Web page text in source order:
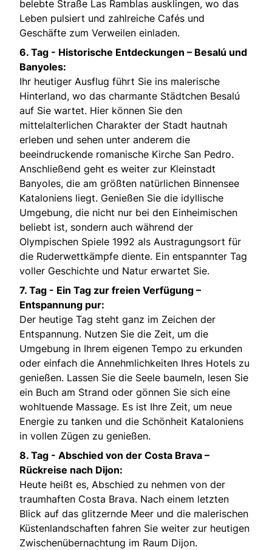
belebte Straße Las Ramblas ausklingen, wo das
Leben pulsiert und zahlreiche Cafés und
Geschäfte zum Verweilen einladen.
6. Tag - Historische Entdeckungen – Besalú und
Banyoles:
Ihr heutiger Ausflug führt Sie ins malerische
Hinterland, wo das charmante Städtchen Besalú
auf Sie wartet. Hier können Sie den
mittelalterlichen Charakter der Stadt hautnah
erleben und sehen unter anderem die
beeindruckende romanische Kirche San Pedro.
Anschließend geht es weiter zur Kleinstadt
Banyoles, die am größten natürlichen Binnensee
Kataloniens liegt. Genießen Sie die idyllische
Umgebung, die nicht nur bei den Einheimischen
beliebt ist, sondern auch während der
Olympischen Spiele 1992 als Austragungsort für
die Ruderwettkämpfe diente. Ein entspannter Tag
voller Geschichte und Natur erwartet Sie.
7. Tag - Ein Tag zur freien Verfügung –
Entspannung pur:
Der heutige Tag steht ganz im Zeichen der
Entspannung. Nutzen Sie die Zeit, um die
Umgebung in Ihrem eigenen Tempo zu erkunden
oder einfach die Annehmlichkeiten Ihres Hotels zu
genießen. Lassen Sie die Seele baumeln, lesen Sie
ein Buch am Strand oder gönnen Sie sich eine
wohltuende Massage. Es ist Ihre Zeit, um neue
Energie zu tanken und die Schönheit Kataloniens
in vollen Zügen zu genießen.
8. Tag - Abschied von der Costa Brava –
Rückreise nach Dijon:
Heute heißt es, Abschied zu nehmen von der
traumhaften Costa Brava. Nach einem letzten
Blick auf das glitzernde Meer und die malerischen
Küstenlandschaften fahren Sie weiter zur heutigen
Zwischenübernachtung im Raum Dijon.